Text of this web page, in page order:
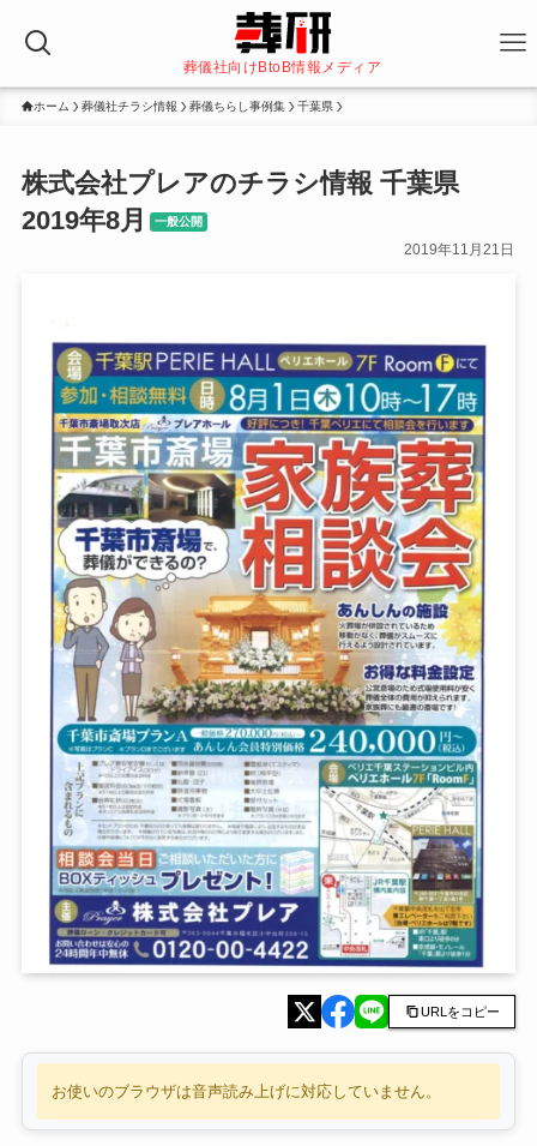
葬儀社向けBtoB情報メディア
ホーム 葬儀社チラシ情報 葬儀ちらし事例集 千葉県
株式会社プレアのチラシ情報 千葉県
2019年8月
一般公開
2019年11月21日
URLをコピー
お使いのブラウザは音声読み上げに対応していません。